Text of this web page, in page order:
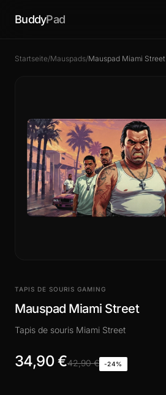
BuddyPad
Startseite/Mauspads/Mauspad Miami Street
TAPIS DE SOURIS GAMING
Mauspad Miami Street
Tapis de souris Miami Street
34,90 €42,90 € -24%